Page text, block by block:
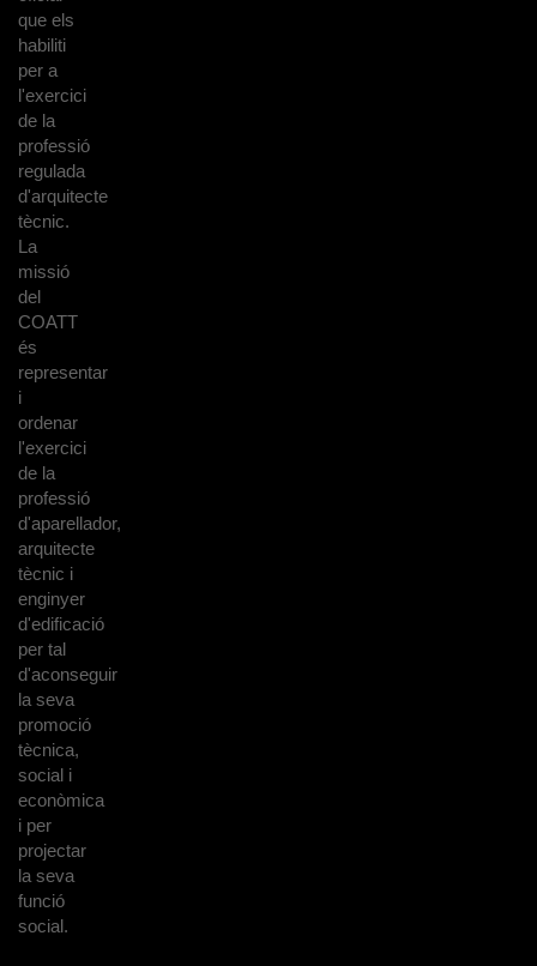
que els
habiliti
per a
l'exercici
de la
professió
regulada
d'arquitecte
tècnic.
La
missió
del
COATT
és
representar
i
ordenar
l'exercici
de la
professió
d'aparellador,
arquitecte
tècnic i
enginyer
d'edificació
per tal
d'aconseguir
la seva
promoció
tècnica,
social i
econòmica
i per
projectar
la seva
funció
social.